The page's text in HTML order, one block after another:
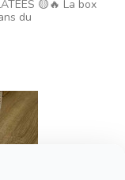
🟡🔥 La box
du